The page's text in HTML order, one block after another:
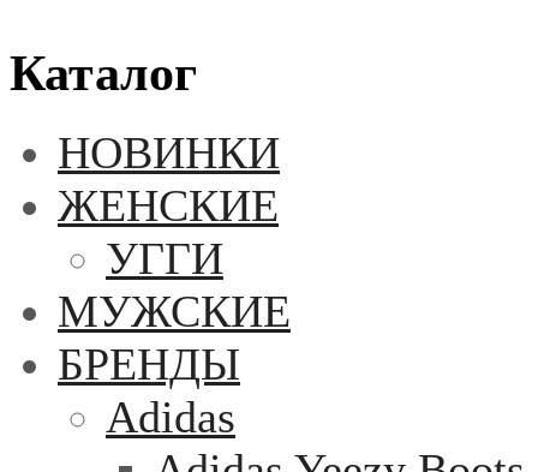
Каталог
НОВИНКИ
ЖЕНСКИЕ
УГГИ
МУЖСКИЕ
БРЕНДЫ
Adidas